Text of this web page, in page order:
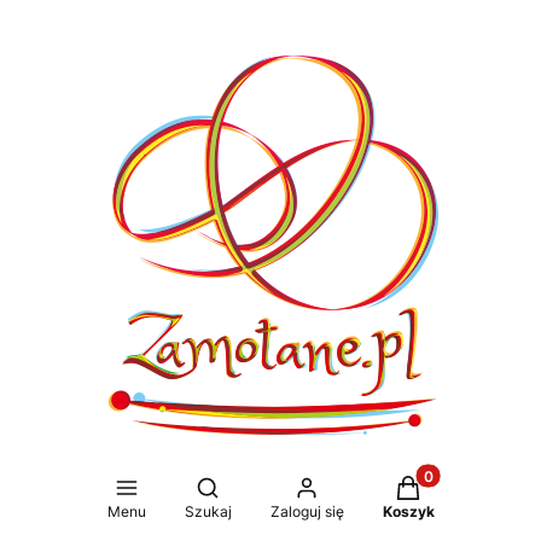
Menu
Otwórz wyszukiwarkę
Szukaj Zaloguj się
Produkty w
Koszyk